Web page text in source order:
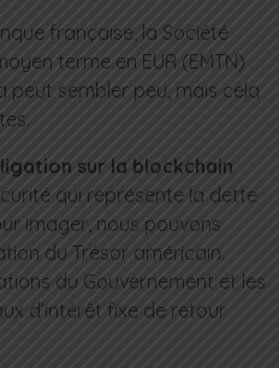
française, la Société
terme en EUR (EMTN)
peut sembler peu, mais cela
sur la blockchain
qui représente la dette
imager, nous pouvons
du Trésor américain.
du Gouvernement et les
d’intérêt fixe de retour